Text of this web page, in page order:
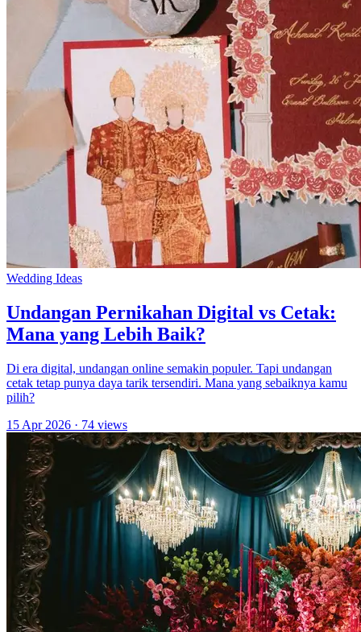
Wedding Ideas
Undangan Pernikahan Digital vs Cetak:
Mana yang Lebih Baik?
Di era digital, undangan online semakin populer. Tapi undangan
cetak tetap punya daya tarik tersendiri. Mana yang sebaiknya kamu
pilih?
15 Apr 2026 · 74 views